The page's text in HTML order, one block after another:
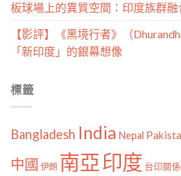
板球場上的異質空間：印度族群
【影評】《黑境行者》（
「新印度」的銀幕想像
標籤
Bangladesh India Nepal
中國 伊朗 南亞印度 台印關係